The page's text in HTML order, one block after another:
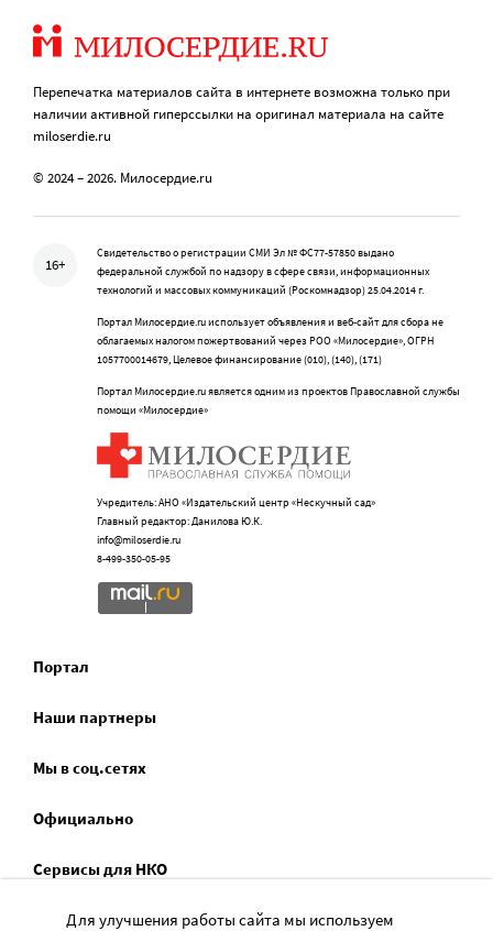
Перепечатка материалов сайта в интернете возможна только при
наличии активной гиперссылки на оригинал материала на сайте
miloserdie.ru
© 2024 – 2026. Милосердие.ru
16+
Свидетельство о регистрации СМИ Эл № ФС77-57850 выдано
федеральной службой по надзору в сфере связи, информационных
технологий и массовых коммуникаций (Роскомнадзор) 25.04.2014 г.
Портал Милосердие.ru использует объявления и веб-сайт для сбора не
облагаемых налогом пожертвований через РОО «Милосердие», ОГРН
1057700014679, Целевое финансирование (010), (140), (171)
Портал Милосердие.ru является одним из проектов Православной службы
помощи «Милосердие»
Учредитель: АНО «Издательский центр «Нескучный сад»
Главный редактор: Данилова Ю.К.
info@miloserdie.ru
8-499-350-05-95
Портал
Наши партнеры
Мы в соц.сетях
Официально
Сервисы для НКО
Спецпроекты
Для улучшения работы сайта мы используем